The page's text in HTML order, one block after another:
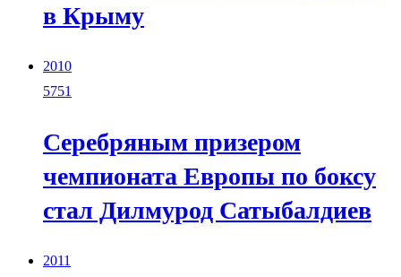
в Крыму
2010
5751
Cеребряным призером
чемпионата Европы по боксу
стал Дилмурод Сатыбалдиев
2011